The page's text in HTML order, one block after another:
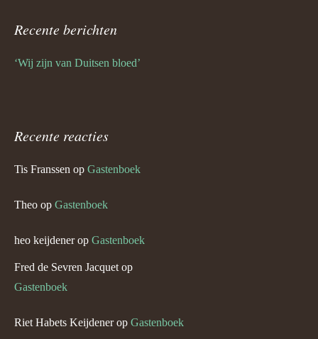
Recente berichten
‘Wij zijn van Duitsen bloed’
Recente reacties
Tis Franssen op Gastenboek
Theo op Gastenboek
heo keijdenerop Gastenboek
Fred de Sevren Jacquet op
Gastenboek
Riet Habets Keijdenerop Gastenboek